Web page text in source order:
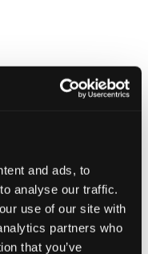
and ads, to
analyse our traffic.
use of our site with
partners who
that you’ve
Stor